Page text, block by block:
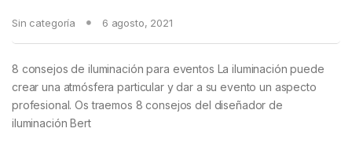
Sin categoría 6 agosto, 2021
8 consejos de iluminación para eventos La iluminación puede
crear una atmósfera particular y dar a su evento un aspecto
profesional. Os traemos 8 consejos del diseñador de
iluminación Bert